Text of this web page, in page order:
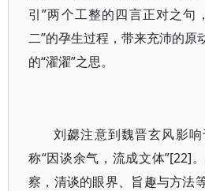
引”两个工整的四言正对之句
二”的孕生过程，带来充沛的原
的“濯濯”之思。
刘勰注意到魏晋玄风影响
称“因谈余气，流成文体”[22]
察，清谈的眼界、旨趣与方法